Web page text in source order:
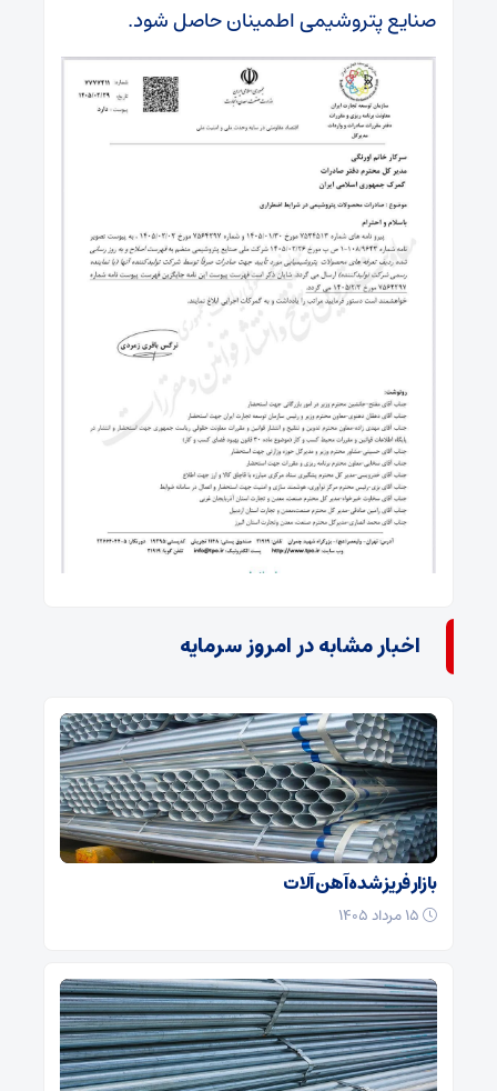
صنایع پتروشیمی اطمینان حاصل شود.
اخبار مشابه در امروز سرمایه
بازار فریز شده آهن آلات